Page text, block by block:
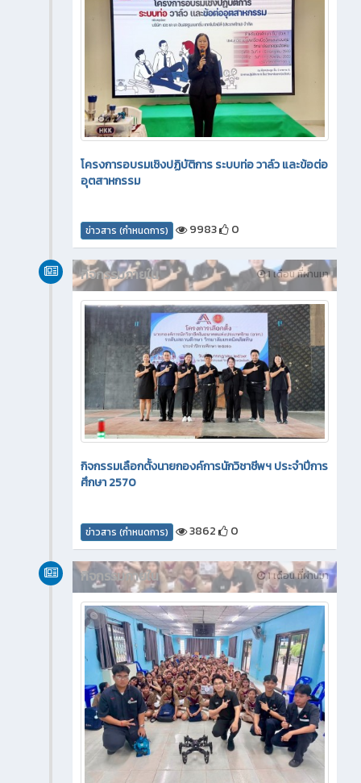
โครงการอบรมเชิงปฏิบัติการ ระบบท่อ วาล์ว และข้อต่อ
อุตสาหกรรม
ข่าวสาร (กำหนดการ) 9983 0
1 เดือน ที่ผ่านมา
กิจกรรมภายใน
กิจกรรมเลือกตั้งนายกองค์การนักวิชาชีพฯ ประจำปีการ
ศึกษา 2570
ข่าวสาร (กำหนดการ) 3862 0
1 เดือน ที่ผ่านมา
กิจกรรมภายใน